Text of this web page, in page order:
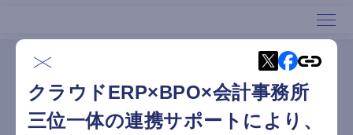
ホーム
サービス
導入事例
ホーム
導入事例
クラウドERP×BPO×会計事務所
三位一体の連携サポートにより、